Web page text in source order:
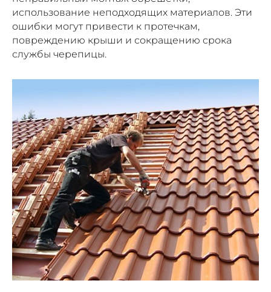
использование неподходящих материалов. Эти
ошибки могут привести к протечкам,
повреждению крыши и сокращению срока
службы черепицы.